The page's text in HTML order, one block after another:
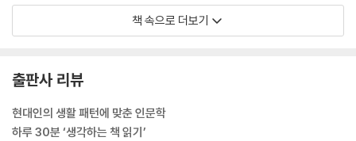
죽은 뒤에 큰 비석은 세우지 말고, 다만 작은 비석에 ‘5가지를 허비한 달성
서씨 아무개의 무덤’이라고 적는 게 좋겠다”라며 소박한 유언을 남겼다. 서
으로 쌀 한 톨 길러낸 적 없이 꼬박꼬박 밥을 먹으며 살고 있는 우리다. 서
유구의 비판이 조선시대 양반에게만 해당하지는 않는 듯하다. --- p. 87
책 속으로 더보기
출판사 리뷰
현대인의 생활 패턴에 맞춘 인문학
하루 30분 ‘생각하는 책 읽기’